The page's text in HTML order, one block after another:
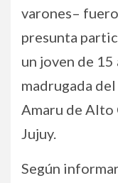
varones–
presunta
un joven de
madrugada
Amaru de Alto
Jujuy.
Según